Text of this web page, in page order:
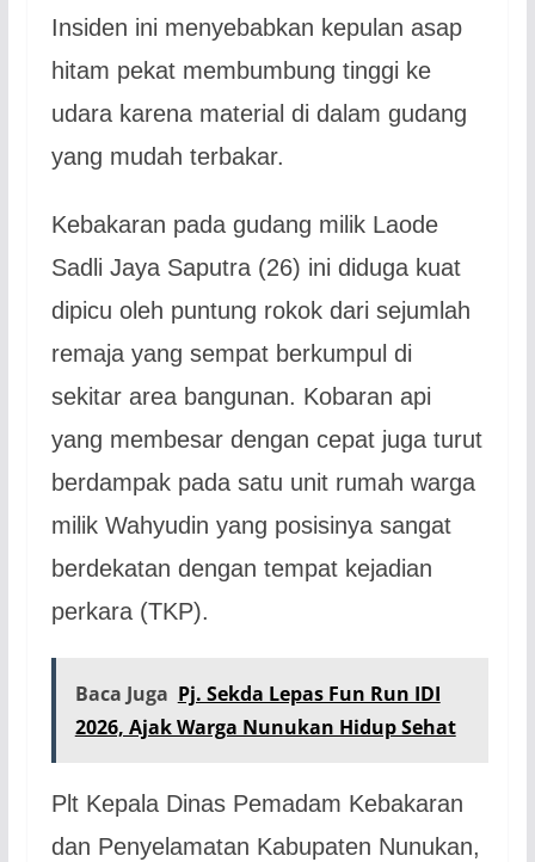
Insiden ini menyebabkan kepulan asap
hitam pekat membumbung tinggi ke
udara karena material di dalam gudang
yang mudah terbakar.
Kebakaran pada gudang milik Laode
Sadli Jaya Saputra (26) ini diduga kuat
dipicu oleh puntung rokok dari sejumlah
remaja yang sempat berkumpul di
sekitar area bangunan. Kobaran api
yang membesar dengan cepat juga turut
berdampak pada satu unit rumah warga
milik Wahyudin yang posisinya sangat
berdekatan dengan tempat kejadian
perkara (TKP).
Baca Juga Pj. Sekda Lepas Fun Run IDI
2026, Ajak Warga Nunukan Hidup Sehat
Plt Kepala Dinas Pemadam Kebakaran
dan Penyelamatan Kabupaten Nunukan,